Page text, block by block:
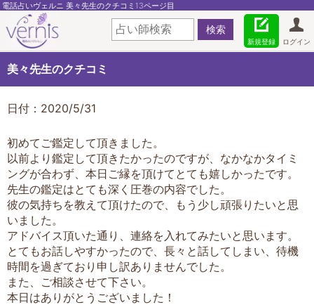
電話占いヴェルニ 美々先生のクチコミ13ページ目
ログイン
新規登録
美々先生のクチコミ
日付：2020/5/31
初めてご鑑定して頂きました。
以前より鑑定して頂きたかったのですが、なかなかタイミ
ングが合わず、本日ご縁を頂けてとても嬉しかったです。
先生の鑑定はとても深く圧巻の内容でした。
彼の気持ちを教えて頂けたので、もう少し頑張りたいと思
いました。
アドバイス頂いた通り、連絡を入れてみたいと思います。
とてもお話しやすかったので、長々と話してしまい、待機
時間を過ぎており申し訳ありませんでした。
また、ご相談させて下さい。
本日はありがとうございました！